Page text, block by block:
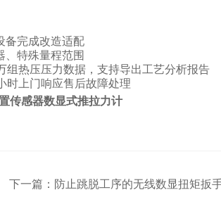
备完成改造适配
、特殊量程范围
组热压压力数据，支持导出工艺分析报告
时上门响应售后故障处理
传感器数显式推拉力计
下一篇： 防止跳脱工序的无线数显扭矩扳手 上位机软